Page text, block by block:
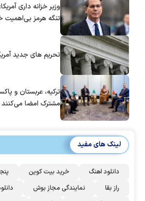
وزیر خزانه داری
تنگه هرمز بی‌اهمیت
تحریم های جدید
ترکیه، عربستان و
مشترک امضا می‌کنند
لینک های مفید
دانلود اهنگ خرید بیت کوین
راز بقا
نمایندگی مجاز بوش